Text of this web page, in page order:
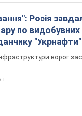
Росія
по видобувних
"Укрнафти"
ворог
т.